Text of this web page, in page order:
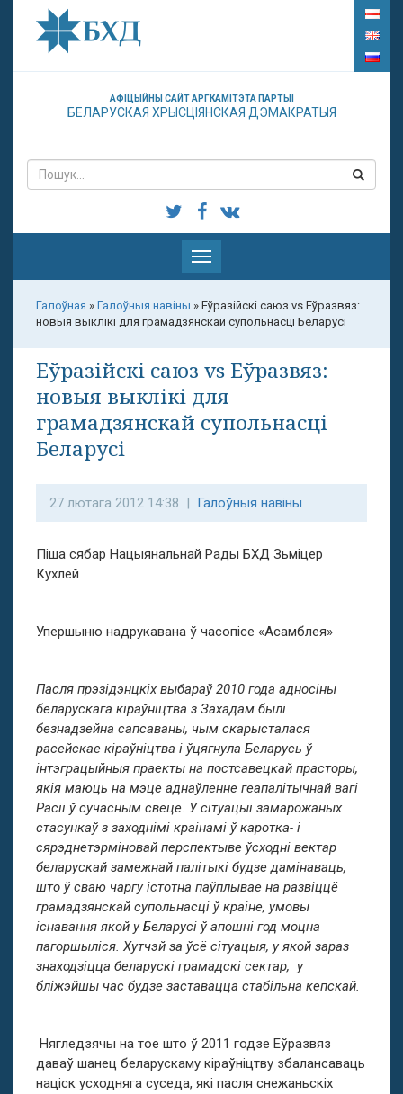
АФІЦЫЙНЫ САЙТ АРГКАМІТЭТА ПАРТЫІ
БЕЛАРУСКАЯ ХРЫСЦІЯНСКАЯ ДЭМАКРАТЫЯ
Паказаць
меню
Галоўная » Галоўныя навіны » Еўразійскі саюз vs Еўразвяз:
новыя выклікі для грамадзянскай супольнасці Беларусі
Еўразійскі саюз vs Еўразвяз:
новыя выклікі для
грамадзянскай супольнасці
Беларусі
27 лютага 2012 14:38 | Галоўныя навіны
Піша сябар Нацыянальнай Рады БХД Зьміцер
Кухлей
Упершыню надрукавана ў часопісе «Асамблея»
Пасля прэзідэнцкіх выбараў 2010 года адносіны
беларускага кіраўніцтва з Захадам былі
безнадзейна сапсаваны, чым скарысталася
расейскае кіраўніцтва і ўцягнула Беларусь ў
інтэграцыйныя праекты на постсавецкай прасторы,
якія маюць на мэце аднаўленне геапалітычнай вагі
Расіі ў сучасным свеце. У сітуацыі замарожаных
стасункаў з заходнімі краінамі ў каротка- і
сярэднетэрміновай перспектыве ўсходні вектар
беларускай замежнай палітыкі будзе дамінаваць,
што ў сваю чаргу істотна паўплывае на развіццё
грамадзянскай супольнасці ў краіне, умовы
існавання якой у Беларусі ў апошні год моцна
пагоршыліся. Хутчэй за ўсё сітуацыя, у якой зараз
знаходзіцца беларускі грамадскі сектар, у
бліжэйшы час будзе заставацца стабільна кепскай.
Нягледзячы на тое што ў 2011 годзе Еўразвяз
даваў шанец беларускаму кіраўніцтву збалансаваць
націск усходняга суседа, які пасля снежаньскіх